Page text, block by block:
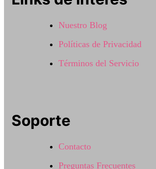
Nuestro Blog
Políticas de Privacidad
Términos del Servicio
Soporte
Contacto
Preguntas Frecuentes